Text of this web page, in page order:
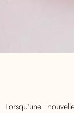
Lorsqu’une